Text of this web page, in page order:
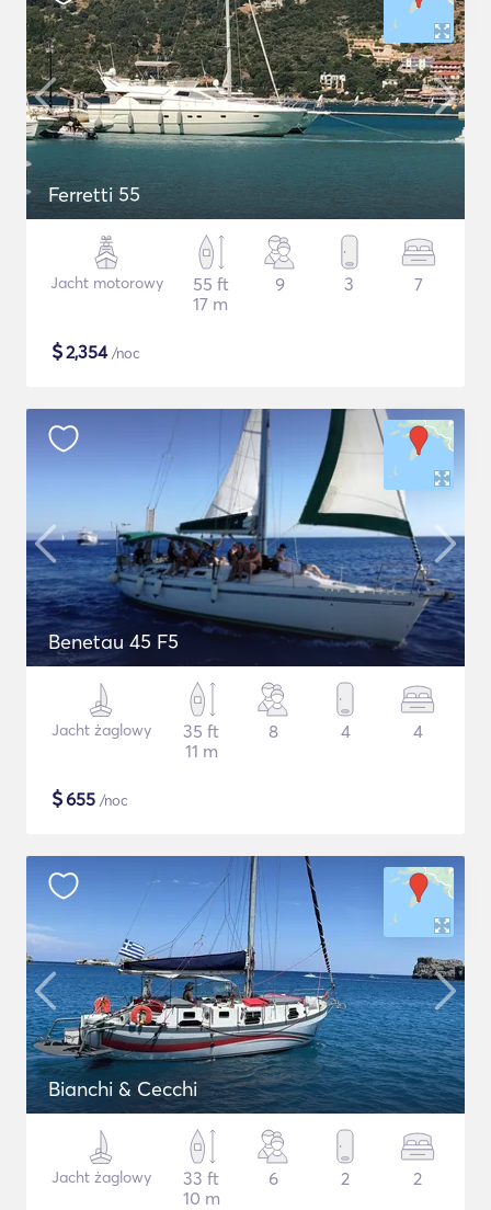
Ferretti 55
Jacht motorowy
55 ft
17 m
9 3 7
$2,354/noc
Benetau 45 F5
Jacht żaglowy
35 ft
11 m
8 4 4
$655 /noc
Bianchi & Cecchi
Jacht żaglowy
33 ft
10 m
6 2 2